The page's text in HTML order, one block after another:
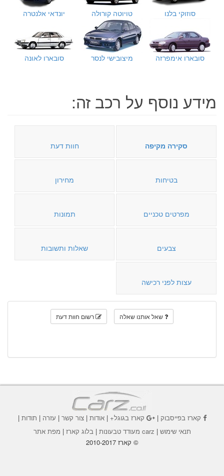
סוזוקי בלנו טויוטה קורולה יונדאי אלנטרה
סובארו אימפרזה מיצובישי לנסר סובארו לאונה
מידע נוסף על רכב זה:
סקירה מקיפה חוות דעת
בטיחות מחירון
מפרטים טכניים תמונות
צבעים שאלות ותשובות
עצות לפני רכישה
שאל אותנו שאלה רשום חוות דעת
קארז בפייסבוק| קארז בגוגל+|אודות |צור קשר | עזרה | תודות |
תנאי שימוש | carz מעודד טבעונות | בלוג קארז | מפת אתר
© קארז 2010-2017